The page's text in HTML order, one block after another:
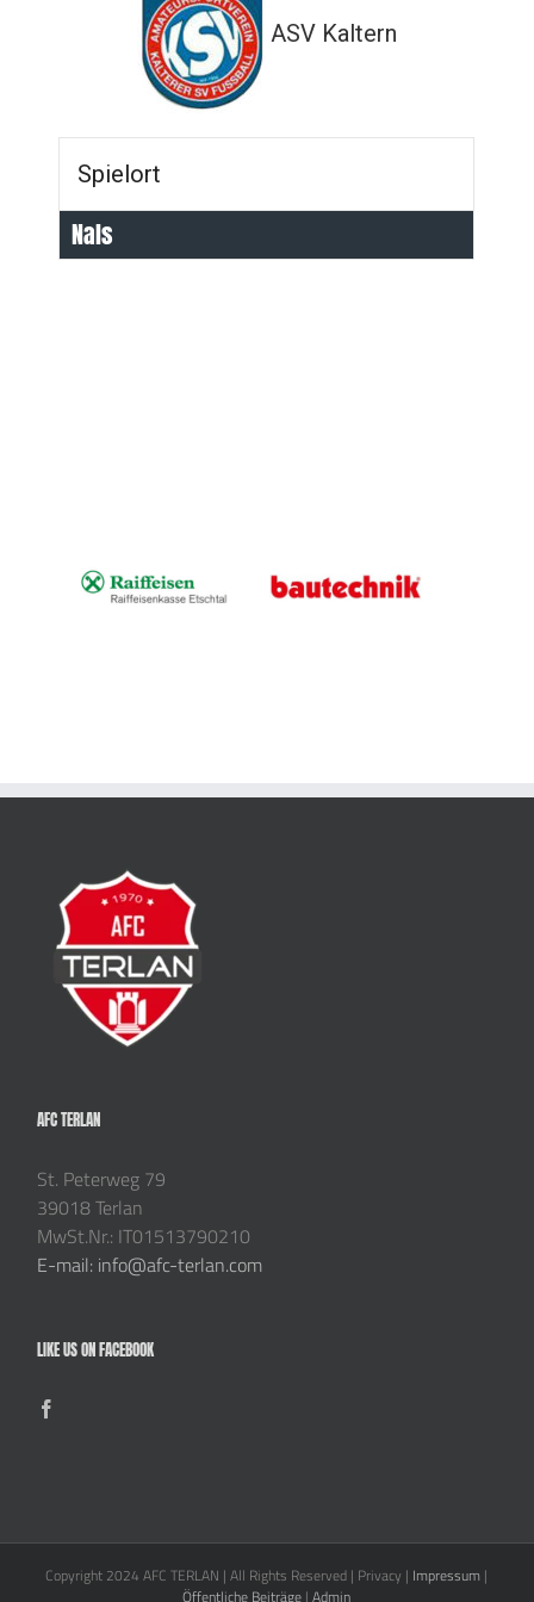
ASV Kaltern
Spielort
Nals
AFC TERLAN
St. Peterweg 79
39018 Terlan
MwSt.Nr.: IT01513790210
E-mail: info@afc-terlan.com
LIKE US ON FACEBOOK
Copyright 2024 AFC TERLAN | All Rights Reserved | Privacy | Impressum |
Öffentliche Beiträge |Admin